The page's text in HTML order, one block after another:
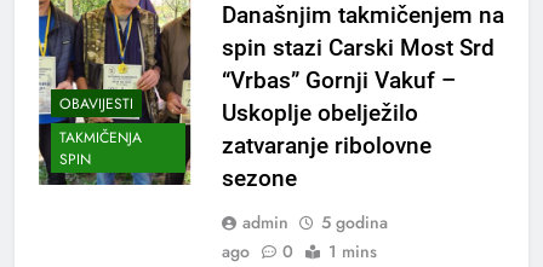
OBAVIJESTI
TAKMIČENJA
SPIN
Današnjim takmičenjem na
spin stazi Carski Most Srd
“Vrbas” Gornji Vakuf –
Uskoplje obelježilo
zatvaranje ribolovne
sezone
admin
5 godina
ago
0 1 mins